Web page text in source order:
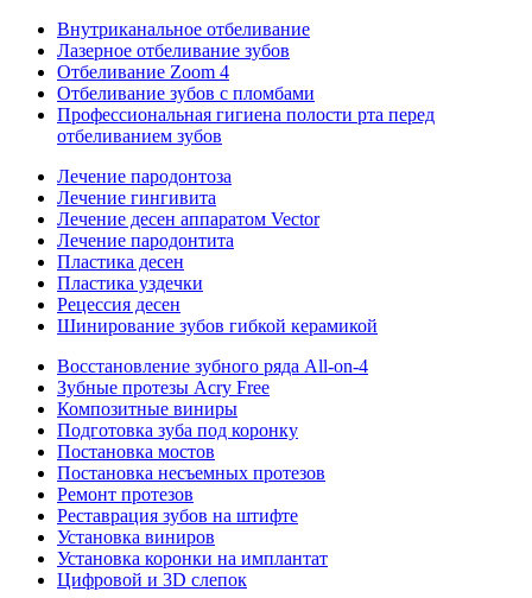
Внутриканальное отбеливание
Лазерное отбеливание зубов
Отбеливание Zoom 4
Отбеливание зубов с пломбами
Профессиональная гигиена полости рта перед
отбеливанием зубов
Лечение пародонтоза
Лечение гингивита
Лечение десен аппаратом Vector
Лечение пародонтита
Пластика десен
Пластика уздечки
Рецессия десен
Шинирование зубов гибкой керамикой
Восстановление зубного ряда All‑on‑4
Зубные протезы Acry Free
Композитные виниры
Подготовка зуба под коронку
Постановка мостов
Постановка несъемных протезов
Ремонт протезов
Реставрация зубов на штифте
Установка виниров
Установка коронки на имплантат
Цифровой и 3D слепок